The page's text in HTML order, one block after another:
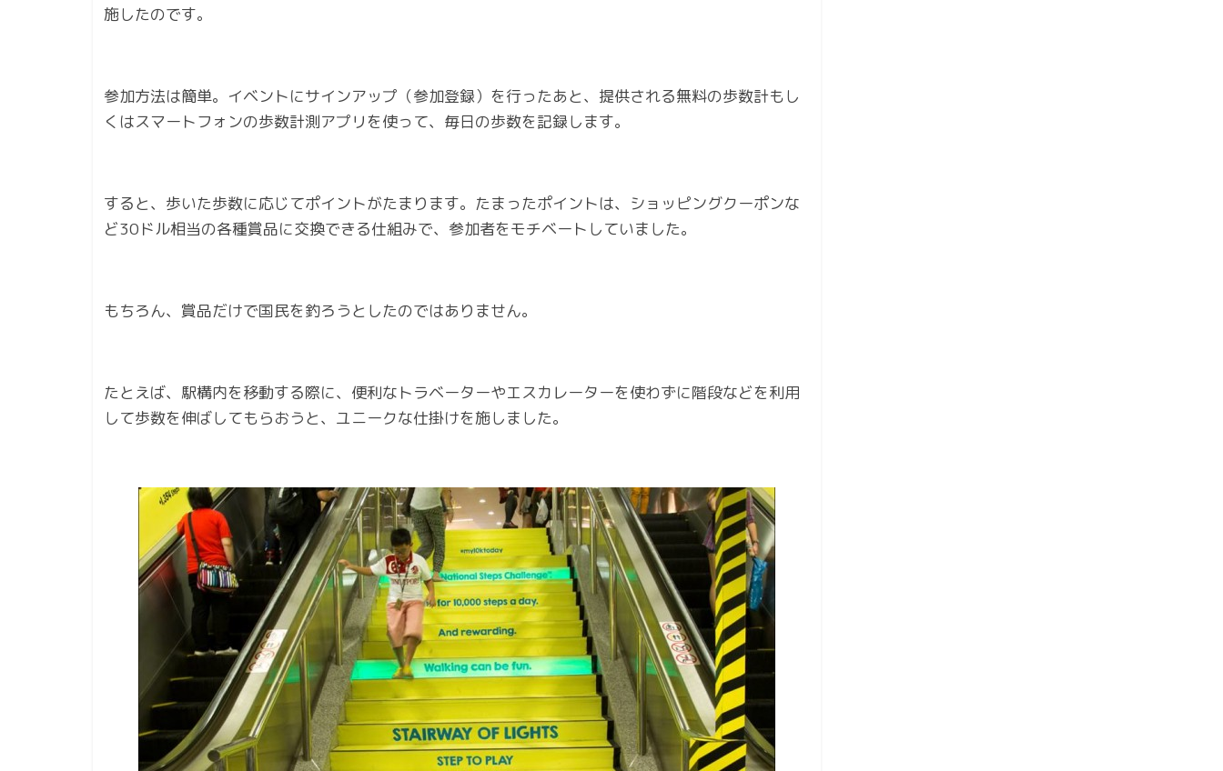
施したのです。
参加方法は簡単。イベントにサインアップ（参加登録）を行ったあと、提供される無料の歩数計もし
くはスマートフォンの歩数計測アプリを使って、毎日の歩数を記録します。
すると、歩いた歩数に応じてポイントがたまります。たまったポイントは、ショッピングクーポンな
ど30ドル相当の各種賞品に交換できる仕組みで、参加者をモチベートしていました。
もちろん、賞品だけで国民を釣ろうとしたのではありません。
たとえば、駅構内を移動する際に、便利なトラベーターやエスカレーターを使わずに階段などを利用
して歩数を伸ばしてもらおうと、ユニークな仕掛けを施しました。